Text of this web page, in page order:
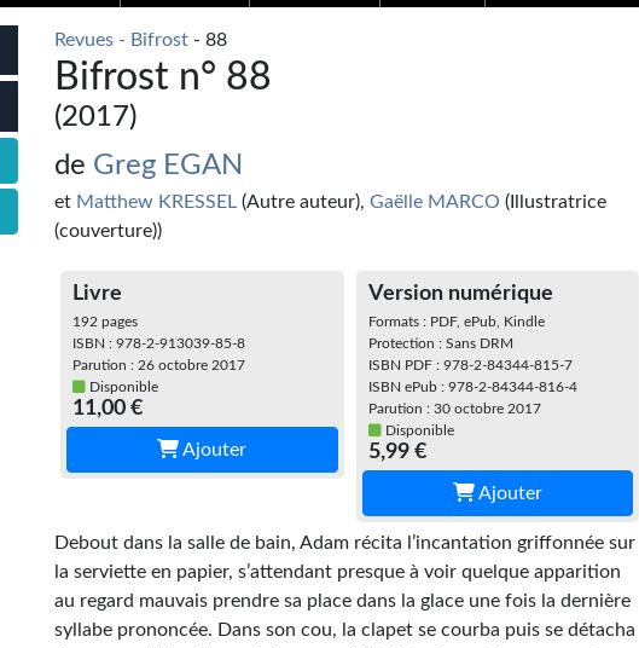
Revues - Bifrost - 88
Bifrost n° 88
(2017)
de Greg EGAN
et Matthew KRESSEL (Autre auteur),Gaëlle MARCO (Illustratrice
(couverture))
Livre
192 pages
ISBN : 978-2-913039-85-8
Parution : 26 octobre 2017
Disponible
11,00 €
Ajouter
Version numérique
Formats : PDF, ePub, Kindle
Protection : Sans DRM
ISBN PDF : 978-2-84344-815-7
ISBN ePub : 978-2-84344-816-4
Parution : 30 octobre 2017
Disponible
5,99 €
Ajouter
Debout dans la salle de bain, Adam récita l’incantation griffonnée sur
la serviette en papier, s’attendant presque à voir quelque apparition
au regard mauvais prendre sa place dans la glace une fois la dernière
syllabe prononcée. Dans son cou, la clapet se courba puis se détacha